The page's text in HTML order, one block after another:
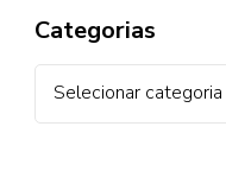
Categorias
Categorias